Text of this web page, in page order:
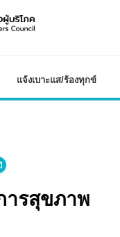
แจ้งเบาะแส/ร้องทุกข์
าร